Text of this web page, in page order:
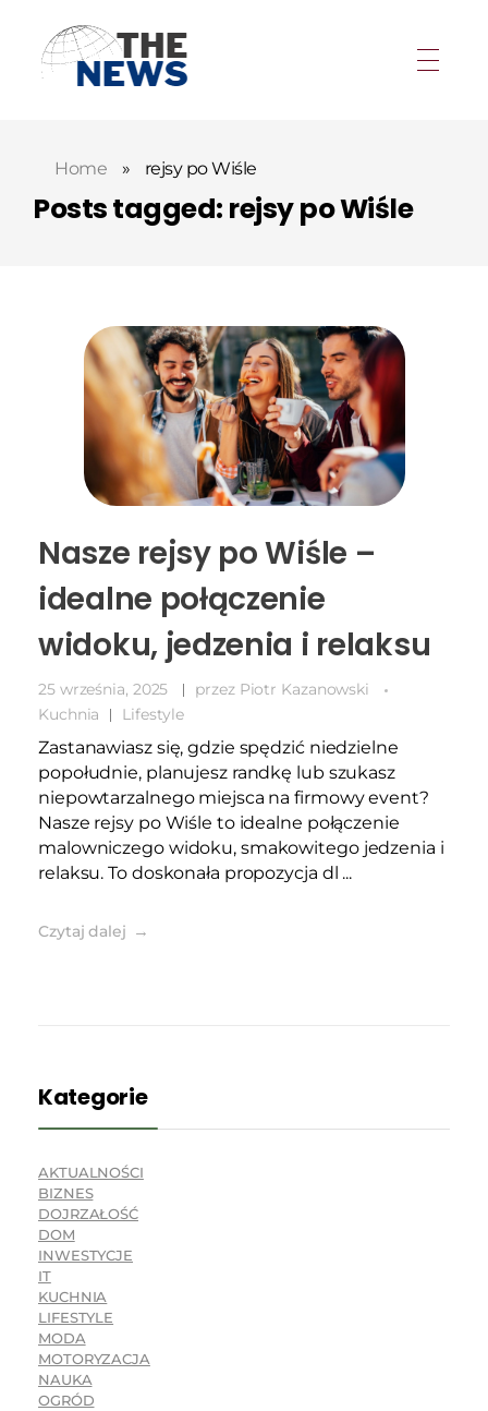
Home » rejsy po Wiśle
Posts tagged: rejsy po Wiśle
Nasze rejsy po Wiśle –
idealne połączenie
widoku, jedzenia i relaksu
25 września, 2025 przez Piotr Kazanowski
Kuchnia
Lifestyle
Zastanawiasz się, gdzie spędzić niedzielne
popołudnie, planujesz randkę lub szukasz
niepowtarzalnego miejsca na firmowy event?
Nasze rejsy po Wiśle to idealne połączenie
malowniczego widoku, smakowitego jedzenia i
relaksu. To doskonała propozycja dl ...
Czytaj dalej
Kategorie
AKTUALNOŚCI
BIZNES
DOJRZAŁOŚĆ
DOM
INWESTYCJE
IT
KUCHNIA
LIFESTYLE
MODA
MOTORYZACJA
NAUKA
OGRÓD